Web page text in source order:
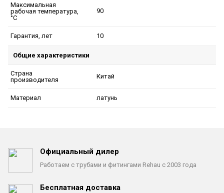
Максимальная
рабочая температура,
°C
90
Гарантия, лет 10
Общие характеристики
Страна
производителя
Китай
Материал латунь
Официальный дилер
Работаем с трубами и фитингами Rehau с 2003 года
Бесплатная доставка